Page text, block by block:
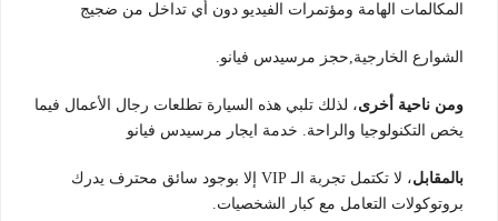
المكالمات الهامة ومؤتمرات الفيديو دون أي تداخل من ضجيج
الشوارع الخارجية,حجز مرسيدس فيانو.
ومن ناحية أخرى، لذلك تلبي هذه السيارة تطلعات رجال الأعمال فيما
يخص التكنولوجيا والراحة. خدمة ايجار مرسيدس فيانو
بالمقابل
، لا تكتمل تجربة الـ VIP إلا بوجود سائق محترف يدرك
بروتوكولات التعامل مع كبار الشخصيات.